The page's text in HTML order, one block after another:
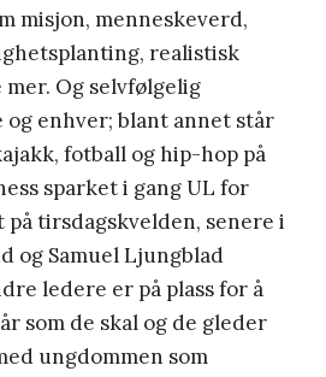
misjon, menneskeverd,
realistisk
Og selvfølgelig
enhver; blant annet står
fotball og hip-hop på
sparket i gang UL for
tirsdagskvelden, senere i
og Samuel Ljungblad
ledere er på plass for å
som de skal og de gleder
ungdommen som